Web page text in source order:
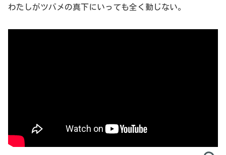
わたしがツバメの真下にいっても全く動じない。